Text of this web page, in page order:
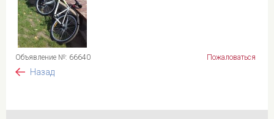
Объявление №: 66640 Пожаловаться
Назад